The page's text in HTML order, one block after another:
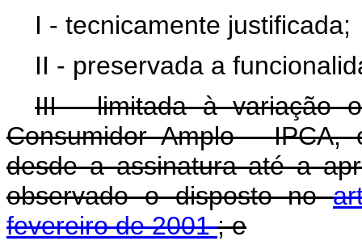
I - tecnicamente justificada;
II - preservada a
III - limitada à variação
Consumidor Amplo -
desde a assinatura até a
observado o disposto no
fevereiro de 2001; e